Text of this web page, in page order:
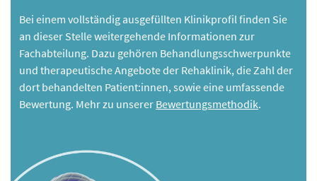
Bei einem vollständig ausgefüllten Klinikprofil finden Sie
an dieser Stelle weitergehende Informationen zur
Fachabteilung. Dazu gehören Behandlungsschwerpunkte
und therapeutische Angebote der Rehaklinik, die Zahl der
dort behandelten Patient:innen, sowie eine umfassende
Bewertung. Mehr zu unserer Bewertungsmethodik.